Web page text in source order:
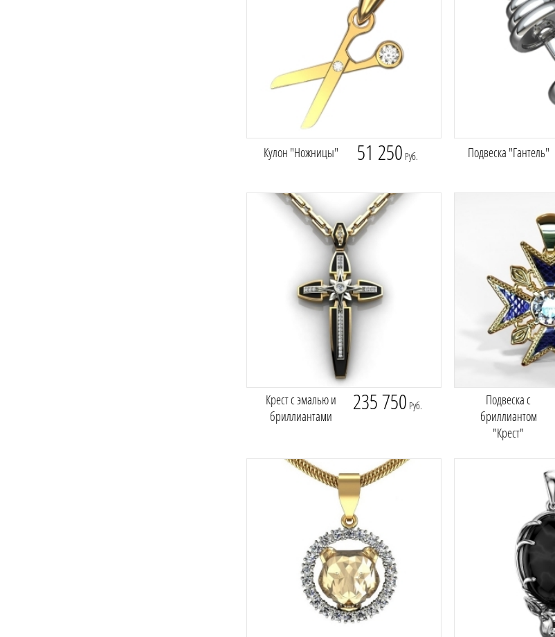
Кулон "Ножницы" 51 250 Руб. Подвеска "Гантель"
Крест с эмалью и
бриллиантами
235 750 Руб.
Подвеска с
бриллиантом
"Крест"